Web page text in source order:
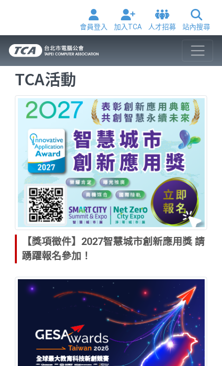
會員登入 加入TCA 人才招募 站內搜尋
TCA活動
【獎項徵件】2027智慧城市創新應用獎 請
踴躍報名參加！